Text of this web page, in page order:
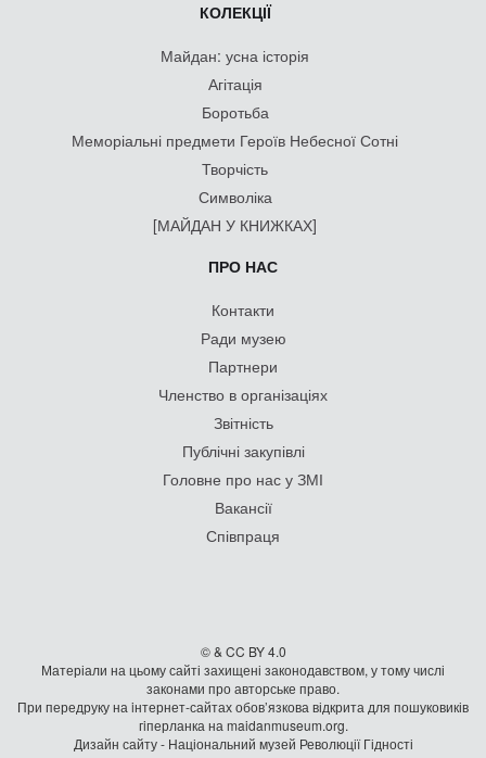
КОЛЕКЦІЇ
Майдан: усна історія
Агітація
Боротьба
Меморіальні предмети Героїв Небесної Сотні
Творчість
Символіка
[МАЙДАН У КНИЖКАХ]
ПРО НАС
Контакти
Ради музею
Партнери
Членство в організаціях
Звітність
Публічні закупівлі
Головне про нас у ЗМІ
Вакансії
Співпраця
© & CC BY 4.0
Матеріали на цьому сайті захищені законодавством, у тому числі
законами про авторське право.
При передруку на iнтернет-сайтах обов’язкова відкрита для пошуковиків
гiперланка на maidanmuseum.org.
Дизайн сайту - Національний музей Революції Гідності